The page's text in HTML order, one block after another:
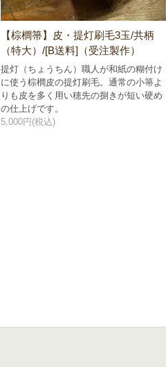
【棕櫚箒】皮・提灯刷毛3玉/共柄
（特大）/[B送料]（受注製作）
提灯（ちょうちん）職人が和紙の糊付け
に使う棕櫚皮の提灯刷毛。通常の小箒よ
りも皮を多く用い穂先の捌きが短い硬め
の仕上げです。
5,000円(税込)